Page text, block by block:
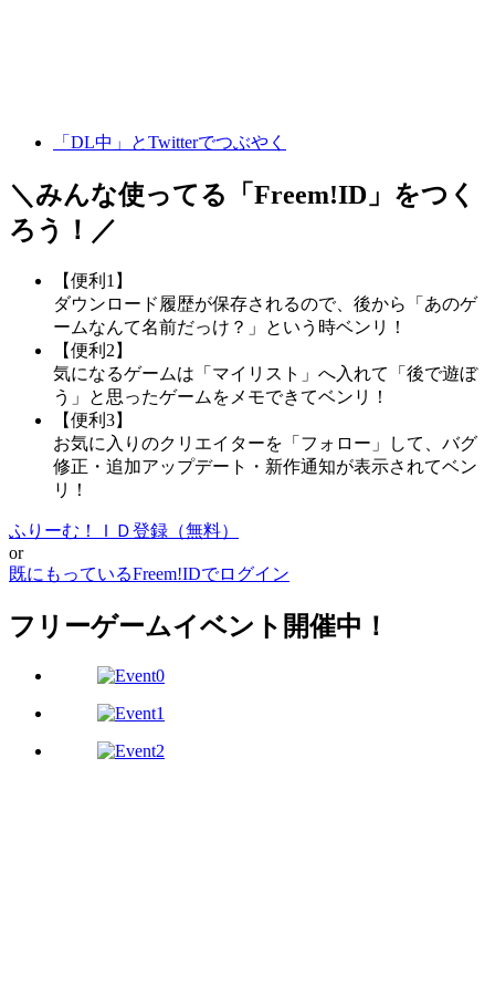
「DL中」とTwitterでつぶやく
＼みんな使ってる「 Freem!ID 」をつく
ろう！／
【便利1】
ダウンロード履歴が保存されるので、後から「あのゲ
ームなんて名前だっけ？」という時ベンリ！
【便利2】
気になるゲームは「マイリスト」へ入れて「後で遊ぼ
う」と思ったゲームをメモできてベンリ！
【便利3】
お気に入りのクリエイターを「フォロー」して、バグ
修正・追加アップデート・新作通知が表示されてベン
リ！
ふりーむ！ＩＤ登録（無料）
or
既にもっているFreem!IDでログイン
フリーゲームイベント開催中！